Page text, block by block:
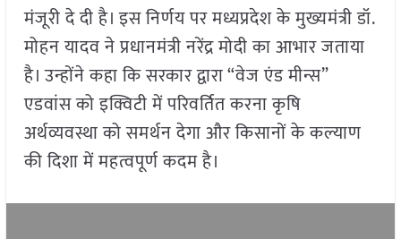
मंजूरी दे दी है। इस निर्णय पर मध्यप्रदेश के मुख्यमंत्री डॉ.
मोहन यादव ने प्रधानमंत्री नरेंद्र मोदी का आभार जताया
है। उन्होंने कहा कि सरकार द्वारा “वेज एंड मीन्स”
एडवांस को इक्विटी में परिवर्तित करना कृषि
अर्थव्यवस्था को समर्थन देगा और किसानों के कल्याण
की दिशा में महत्वपूर्ण कदम है।